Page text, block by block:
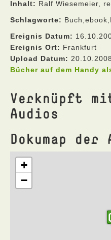
Inhalt: Ralf Wiesemeier,
Schlagworte:
Ereignis Datum:
Ereignis Ort: Frankfurt
Upload Datum: 20.10.2008
Bücher auf dem Handy
Verknüpft
Audios
Dokumap der